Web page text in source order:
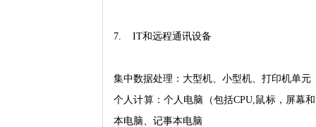
7. IT和远程通讯设备
集中数据处理：大型机、小型机、打印机单元
个人计算：个人电脑（包括CPU,鼠标，屏幕
本电脑、记事本电脑